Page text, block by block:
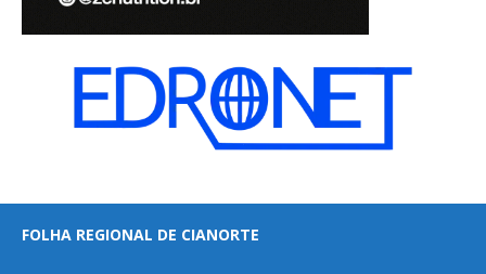
FOLHA REGIONAL DE CIANORTE